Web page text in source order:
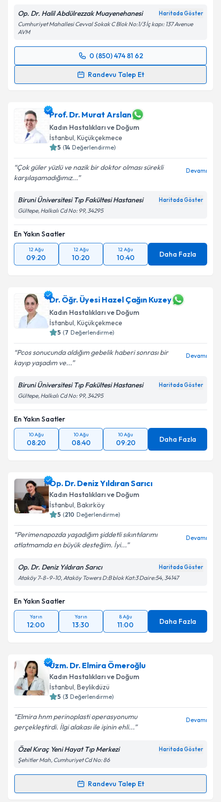
Op. Dr. Halil Abdülrezzak Muayenehanesi Haritada Göster
Cumhuriyet Mahallesi Cevval Sokak C Blok No:1/3 İç kapı: 137 Avenue
AVM
0 (850) 474 81 62
Randevu Talep Et
Randevu Takvimi Talebi
takvim hazırlandığında e-posta ile bilgilendireceğiz.
E-posta Adresiniz
Kişisel verilerimin işlenmesine ilişkin
kapsamda işlenmesini kabul ediyorum.
Prof. Dr. Murat Arslan
Kadın Hastalıkları ve Doğum
İstanbul, Küçükçekmece
5 (14 Değerlendirme)
Çok güler yüzlü ve nazik bir doktor olması sürekli
karşılaşamadığımız...
Devamı
Biruni Üniversitesi Tıp Fakültesi Hastanesi Haritada Göster
Gültepe, Halkalı Cd No: 99, 34295
En Yakın Saatler
12 Ağu
09:20
12 Ağu
10:20
12 Ağu
10:40 Daha Fazla
Dr. Öğr. Üyesi Hazel Çağın Kuzey
Kadın Hastalıkları ve Doğum
İstanbul, Küçükçekmece
5 (7 Değerlendirme)
Pcos sonucunda aldığım gebelik haberi sonrası bir
kayıp yaşadım ve...
Devamı
Biruni Üniversitesi Tıp Fakültesi Hastanesi Haritada Göster
Gültepe, Halkalı Cd No: 99, 34295
En Yakın Saatler
10 Ağu
08:20
10 Ağu
08:40
10 Ağu
09:20 Daha Fazla
Op. Dr. Deniz Yıldıran Sarıcı
Kadın Hastalıkları ve Doğum
İstanbul, Bakırköy
5 (210 Değerlendirme)
Perimenapozda yaşadığım şiddetli sıkıntılarımı
atlatmamda en büyük desteğim. İyi...
Devamı
Op. Dr. Deniz Yıldıran Sarıcı Haritada Göster
Ataköy 7-8-9-10, Ataköy Towers D:B blok Kat:3 Daire:54, 34147
En Yakın Saatler
Yarın
12:00
Yarın
13:30
8 Ağu
11:00 Daha Fazla
Uzm. Dr. Elmira Ömeroğlu
Kadın Hastalıkları ve Doğum
İstanbul, Beylikdüzü
5 (3 Değerlendirme)
Elmira hnm perinoplasti operasyonumu
gerçekleştirdi. İlgi alakası ile işinin ehli...
Devamı
Özel Kıraç Yeni Hayat Tıp Merkezi Haritada Göster
Şehitler Mah, Cumhuriyet Cd No: 86
Randevu Talep Et
Randevu Takvimi Talebi